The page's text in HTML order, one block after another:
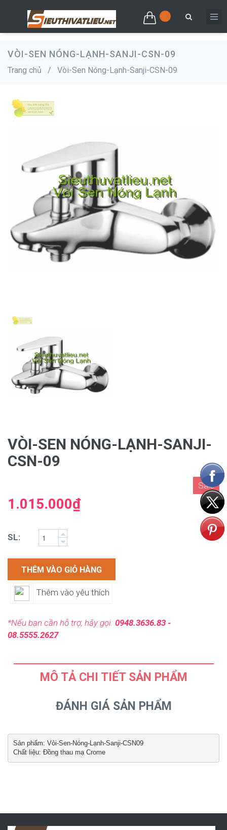
VÒI-SEN NÓNG-LẠNH-SANJI-CSN-09
Trang chủ / Vòi-Sen Nóng-Lạnh-Sanji-CSN-09
VÒI-SEN NÓNG-LẠNH-SANJI-
CSN-09
Sale
1.015.000₫
SL:
THÊM VÀO GIỎ HÀNG
Thêm vào yêu thích
*Nếu bạn cần hỗ trợ, hãy gọi: 0948.3636.83 -
08.5555.2627
MÔ TẢ CHI TIẾT SẢN PHẨM
ĐÁNH GIÁ SẢN PHẨM
Sản phẩm: Vòi-Sen-Nóng-Lạnh-Sanji-CSN09
Chất liệu: Đồng thau mạ Crome